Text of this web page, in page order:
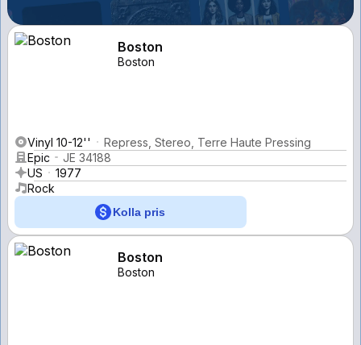
Boston
Boston
Vinyl 10-12''
Repress, Stereo, Terre Haute Pressing
Epic
JE 34188
US
1977
Rock
Kolla pris
Boston
Boston